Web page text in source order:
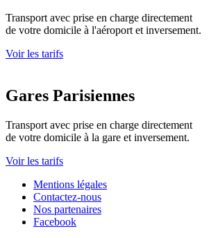
Transport avec prise en charge directement
de votre domicile à l'aéroport et inversement.
Voir les tarifs
Gares Parisiennes
Transport avec prise en charge directement
de votre domicile à la gare et inversement.
Voir les tarifs
Mentions légales
Contactez-nous
Nos partenaires
Facebook